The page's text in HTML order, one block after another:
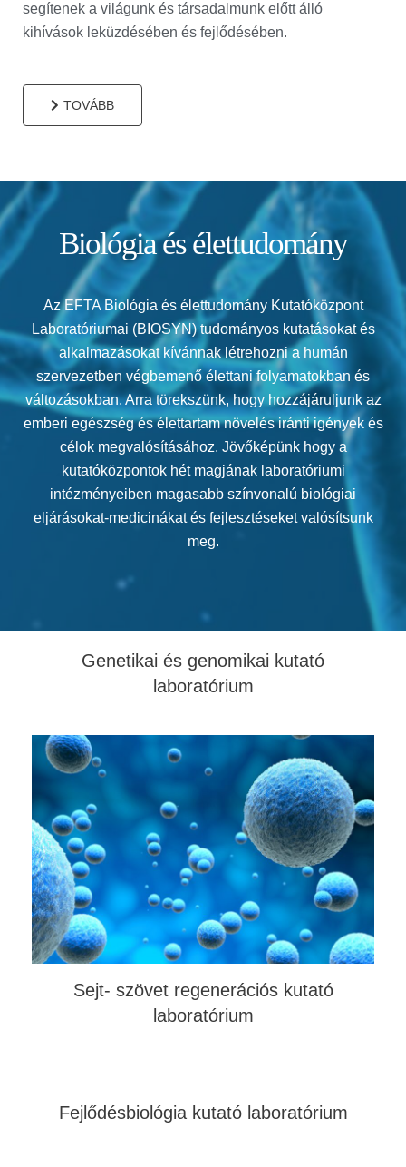
segítenek a világunk és társadalmunk előtt álló
kihívások leküzdésében és fejlődésében.
TOVÁBB
Biológia és élettudomány
Az EFTA Biológia és élettudomány Kutatóközpont
Laboratóriumai (BIOSYN) tudományos kutatásokat és
alkalmazásokat kívánnak létrehozni a humán
szervezetben végbemenő élettani folyamatokban és
változásokban. Arra törekszünk, hogy hozzájáruljunk az
emberi egészség és élettartam növelés iránti igények és
célok megvalósításához. Jövőképünk hogy a
kutatóközpontok hét magjának laboratóriumi
intézményeiben magasabb színvonalú biológiai
eljárásokat-medicinákat és fejlesztéseket valósítsunk
meg.
Genetikai és genomikai kutató
laboratórium
Sejt- szövet regenerációs kutató
laboratórium
Fejlődésbiológia kutató laboratórium